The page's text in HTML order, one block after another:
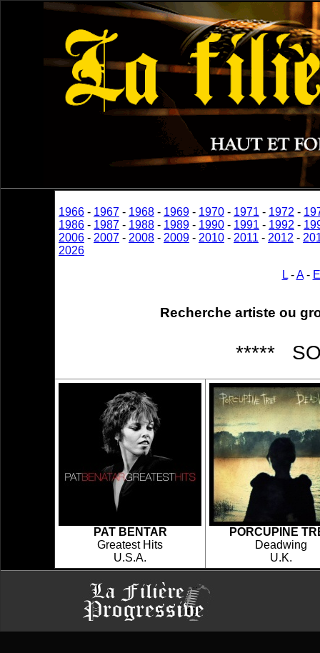
1966 - 1967 - 1968 - 1969 - 1970 - 1971 - 1972 -
1986 - 1987 - 1988 - 1989 - 1990 - 1991 - 1992 -
2006 - 2007 - 2008 - 2009 - 2010 - 2011 - 2012 -
2026
L-A- E
Recherche artiste ou
*****
PAT BENTAR
Greatest Hits
U.S.A.
PORCUPINE
Deadwing
U.K.